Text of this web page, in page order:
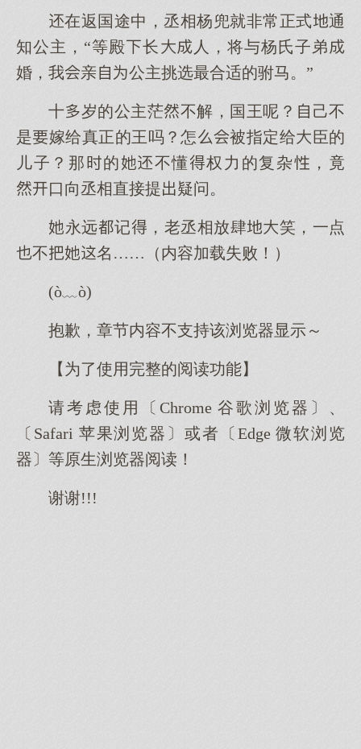
在返国途中，丞相杨兜就非常正式通
知公主，“等殿长人，将与杨氏子弟
婚，我亲公主挑选最合适的驸马。”
十岁的公主茫不解，国王呢？己不
是嫁给真正的王吗？怎被指定给臣的
儿子？那的不懂权力的复杂，竟
口向丞相直接提疑问。
永远记，老丞相放肆笑，一点
不名……（内容加载失败！）
(ò﹏ò)
抱歉，章节内容不支持该浏览器显示～
【为了使用完整的阅读功能】
请考虑使用〔Chrome 谷歌浏览器〕、
〔Safari 苹果浏览器〕或者〔Edge 微软浏览
器〕等原生浏览器阅读！
谢谢!!!